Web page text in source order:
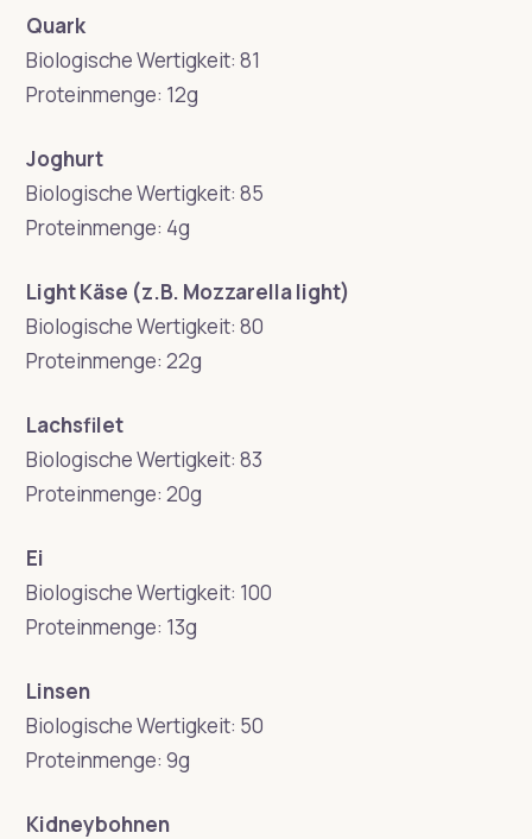
Quark
Biologische Wertigkeit: 81
Proteinmenge: 12g
Joghurt
Biologische Wertigkeit: 85
Proteinmenge: 4g
Light Käse (z.B. Mozzarella light)
Biologische Wertigkeit: 80
Proteinmenge: 22g
Lachsfilet
Biologische Wertigkeit: 83
Proteinmenge: 20g
Ei
Biologische Wertigkeit: 100
Proteinmenge: 13g
Linsen
Biologische Wertigkeit: 50
Proteinmenge: 9g
Kidneybohnen